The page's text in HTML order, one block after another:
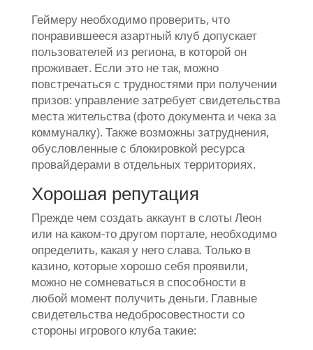
Геймеру необходимо проверить, что
понравившееся азартный клуб допускает
пользователей из региона, в которой он
проживает. Если это не так, можно
повстречаться с трудностями при получении
призов: управление затребует свидетельства
места жительства (фото документа и чека за
коммуналку). Также возможны затруднения,
обусловленные с блокировкой ресурса
провайдерами в отдельных территориях.
Хорошая репутация
Прежде чем создать аккаунт в слоты Леон
или на каком-то другом портале, необходимо
определить, какая у него слава. Только в
казино, которые хорошо себя проявили,
можно не сомневаться в способности в
любой момент получить деньги. Главные
свидетельства недобросовестности со
стороны игрового клуба такие: